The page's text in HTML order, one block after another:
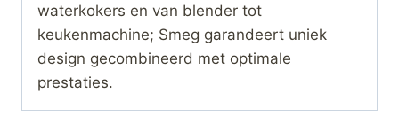
waterkokers en van blender tot
keukenmachine; Smeg garandeert uniek
design gecombineerd met optimale
prestaties.